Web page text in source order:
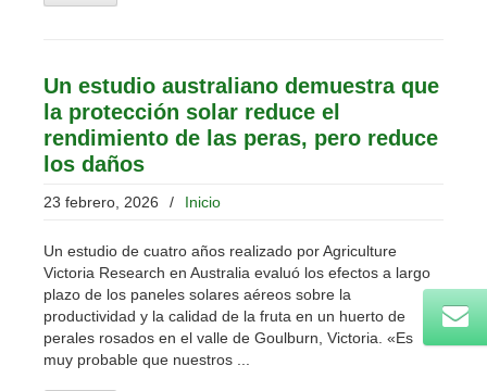
Un estudio australiano demuestra que
la protección solar reduce el
rendimiento de las peras, pero reduce
los daños
23 febrero, 2026 / Inicio
Un estudio de cuatro años realizado por Agriculture
Victoria Research en Australia evaluó los efectos a largo
plazo de los paneles solares aéreos sobre la
productividad y la calidad de la fruta en un huerto de
perales rosados ​​en el valle de Goulburn, Victoria. «Es
muy probable que nuestros ...